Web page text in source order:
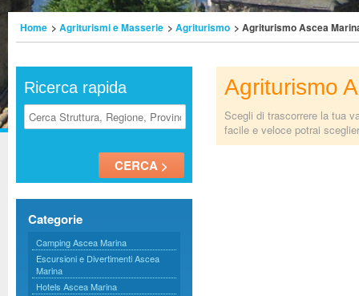
Home > Agriturismi e Masserie > Agriturismo > Agriturismo Ascea
Ricerca rapida
Categorie
Camping Ascea Marina
Escursioni e Divertimenti Ascea
Marina
Hotels Ascea Marina
Agriturismo
Scegli di trascorrere la tua
facile e veloce potrai